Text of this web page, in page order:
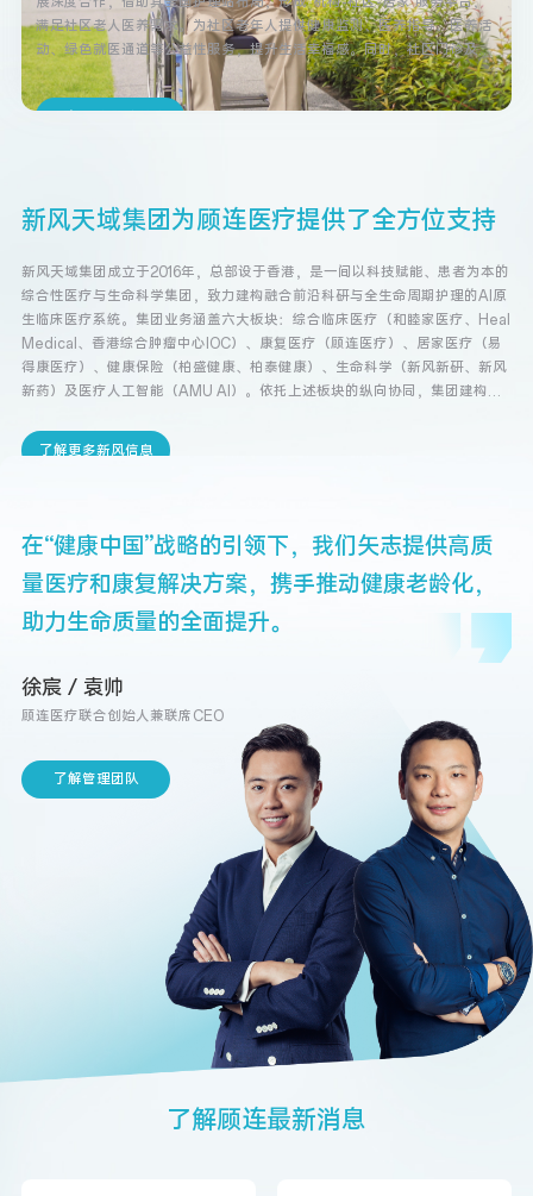
满足社区老人医养需求。为社区老年人提供健康监测、医养指导、医养活
动、绿色就医通道等公益性服务，提升生活幸福感。同时，社区门诊及护
理站可为有需求的老年患者提供专业康复及上门护理服务。
新风天域集团为顾连医疗提供了全方位支持
新风天域集团成立于2016年，总部设于香港，是一间以科技赋能、患者为本的
综合性医疗与生命科学集团，致力建构融合前沿科研与全生命周期护理的AI原
生临床医疗系统。集团业务涵盖六大板块：综合临床医疗（和睦家医疗、Heal
Medical、香港综合肿瘤中心IOC）、康复医疗（顾连医疗）、居家医疗（易
得康医疗）、健康保险（柏盛健康、柏泰健康）、生命科学（新风新研、新风
新药）及医疗人工智能（AMU AI）。依托上述板块的纵向协同，集团建构了
术后康复及居家护理的完整医疗服务链路，以主动、智能、无缝衔接的服务模
了解更多新风信息
在“健康中国”战略的引领下，我们矢志提供高质
量医疗和康复解决方案，携手推动健康老龄化，
助力生命质量的全面提升。
徐宸 / 袁帅
顾连医疗联合创始人兼联席CEO
了解管理团队
了解顾连最新消息